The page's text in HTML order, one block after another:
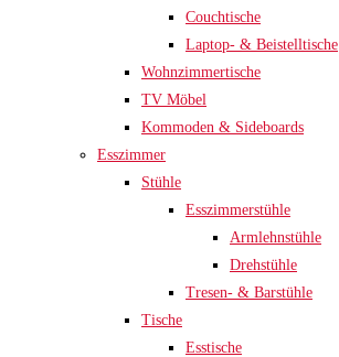
Couchtische
Laptop- & Beistelltische
Wohnzimmertische
TV Möbel
Kommoden & Sideboards
Esszimmer
Stühle
Esszimmerstühle
Armlehnstühle
Drehstühle
Tresen- & Barstühle
Tische
Esstische